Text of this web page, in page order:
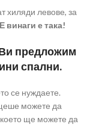
хиляди левове, за
винаги е така!
предложим
спални.
се нуждаете.
можете да
ще можете да